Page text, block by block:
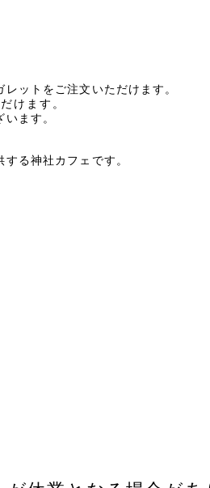
レットをご注文いただけます。
けます。
ます。
する神社カフェです 。